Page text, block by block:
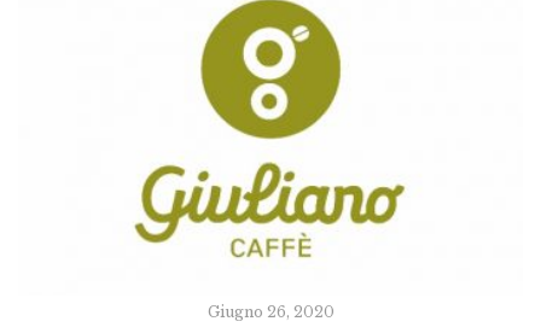
Giugno 26, 2020